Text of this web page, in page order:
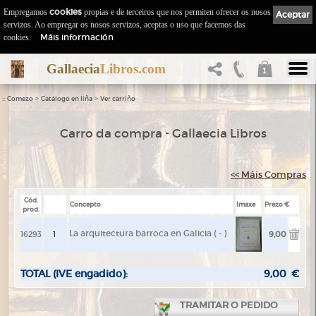
GallaeciaLibros.com 1
:: Comezo > Catálogo en liña > Ver carriño
Carro da compra - Gallaecia Libros
<< Máis Compras
Cód.
prod.
Concepto Imaxe Prezo €
16293 La arquitectura barroca en Galicia ( - ) 9,00
TOTAL (IVE engadido): 9,00 €
TRAMITAR O PEDIDO
Aceptar
Empregamos cookies propias e de terceiros que nos permiten ofrecer os nosos
servizos. Ao empregar os nosos servizos, aceptas o uso que facemos das
cookies.
Máis información